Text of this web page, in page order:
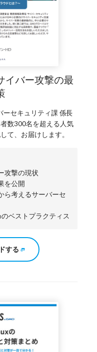
イバー攻撃の最
ーセキュリティ課 係長
数300名を超える人気
て、お届けします。
攻撃の現状
を公開
ら考えるサーバーセ
ベストプラクティス
する